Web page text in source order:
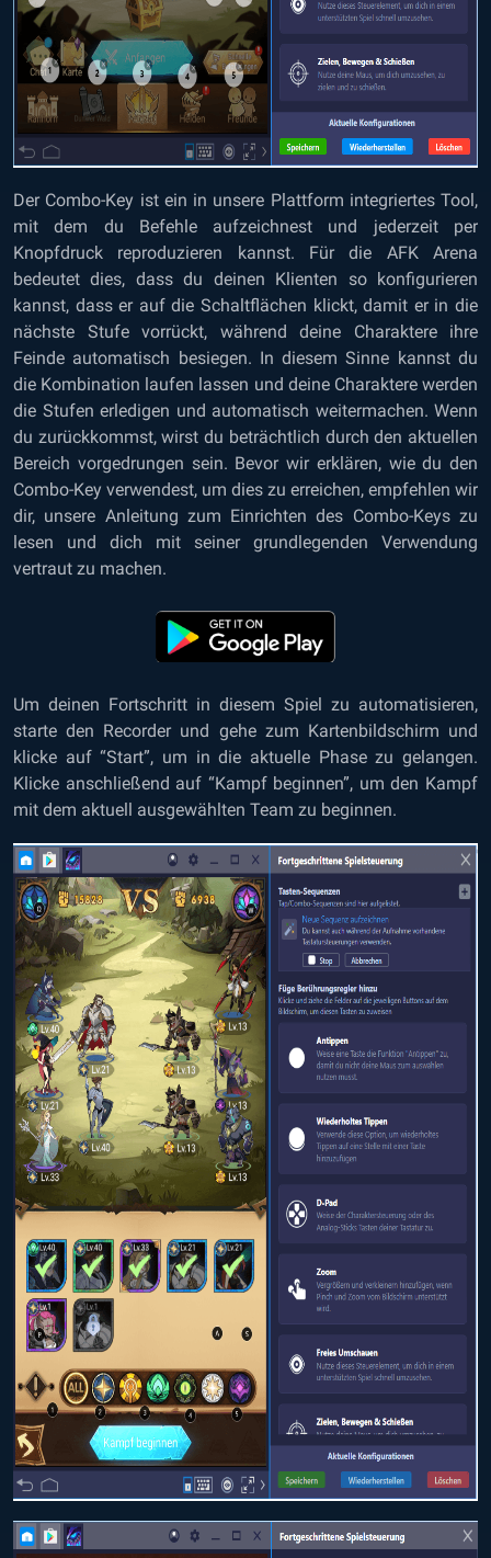
Der Combo-Key ist ein in unsere Plattform integriertes Tool,
mit dem du Befehle aufzeichnest und jederzeit per
Knopfdruck reproduzieren kannst. Für die AFK Arena
bedeutet dies, dass du deinen Klienten so konfigurieren
kannst, dass er auf die Schaltflächen klickt, damit er in die
nächste Stufe vorrückt, während deine Charaktere ihre
Feinde automatisch besiegen. In diesem Sinne kannst du
die Kombination laufen lassen und deine Charaktere werden
die Stufen erledigen und automatisch weitermachen. Wenn
du zurückkommst, wirst du beträchtlich durch den aktuellen
Bereich vorgedrungen sein. Bevor wir erklären, wie du den
Combo-Key verwendest, um dies zu erreichen, empfehlen wir
dir, unsere Anleitung zum Einrichten des Combo-Keys zu
lesen und dich mit seiner grundlegenden Verwendung
vertraut zu machen.
Um deinen Fortschritt in diesem Spiel zu automatisieren,
starte den Recorder und gehe zum Kartenbildschirm und
klicke auf “Start”, um in die aktuelle Phase zu gelangen.
Klicke anschließend auf “Kampf beginnen”, um den Kampf
mit dem aktuell ausgewählten Team zu beginnen.